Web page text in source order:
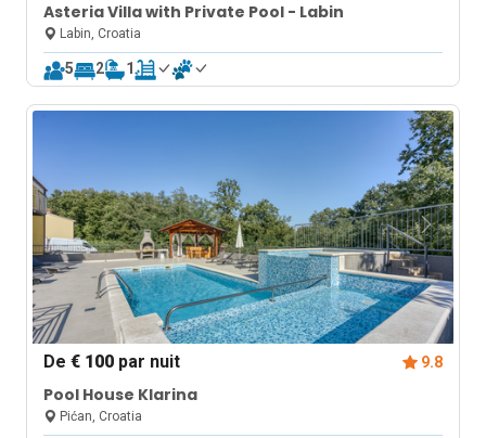
Asteria Villa with Private Pool - Labin
Labin, Croatia
5 2 1
De€ 100 par nuit 9.8
Pool House Klarina
Pićan, Croatia